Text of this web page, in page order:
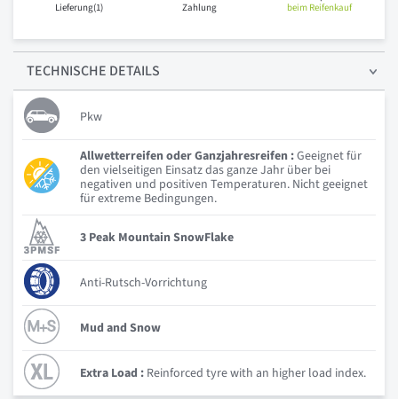
Lieferung(1)
Zahlung
beim Reifenkauf
TECHNISCHE DETAILS
Pkw
Allwetterreifen oder Ganzjahresreifen :Geeignet für
den vielseitigen Einsatz das ganze Jahr über bei
negativen und positiven Temperaturen. Nicht geeignet
für extreme Bedingungen.
3 Peak Mountain SnowFlake
Anti-Rutsch-Vorrichtung
Mud and Snow
Extra Load : Reinforced tyre with an higher load index.